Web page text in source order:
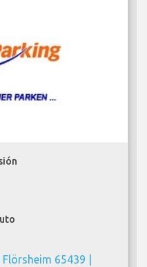
65439 |